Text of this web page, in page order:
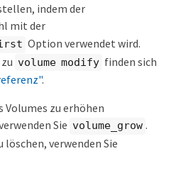
indem der
mit der
Option verwendet wird.
volume modify finden sich
.
Volumes zu erhöhen
Sie volume_grow .
verwenden Sie